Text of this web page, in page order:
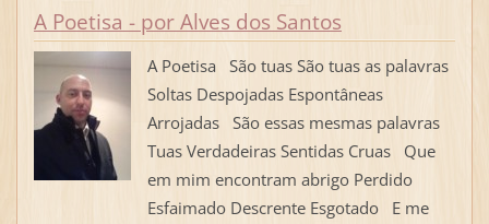
A Poetisa - por Alves dos Santos
A Poetisa São tuas São tuas as palavras
Soltas Despojadas Espontâneas
Arrojadas São essas mesmas palavras
Tuas Verdadeiras Sentidas Cruas Que
em mim encontram abrigo Perdido
Esfaimado Descrente Esgotado E me